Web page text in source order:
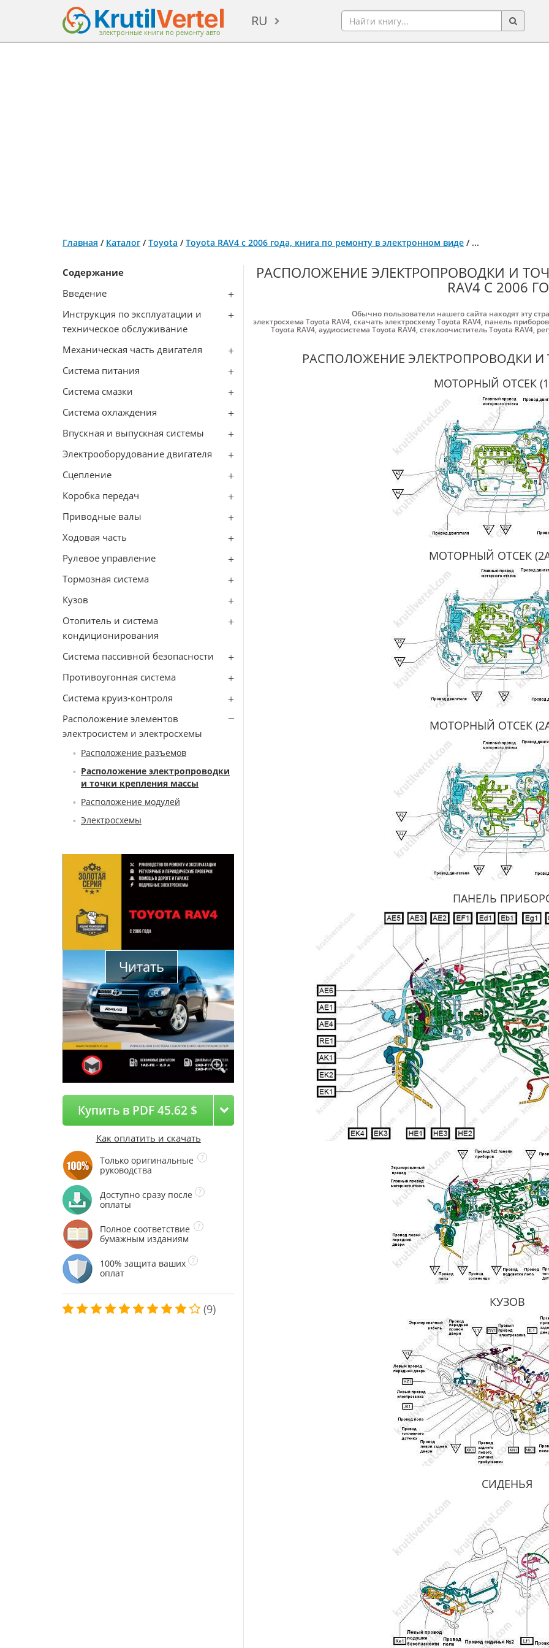
электронные книги по ремонту авто
RU
Главная / Каталог /Toyota /Toyota RAV4 с 2006 года, книга по ремонту в электронном виде / ...
Содержание
Введение
Инструкция по эксплуатации и
техническое обслуживание
Механическая часть двигателя
Система питания
Система смазки
Система охлаждения
Впускная и выпускная системы
Электрооборудование двигателя
Сцепление
Коробка передач
Приводные валы
Ходовая часть
Рулевое управление
Тормозная система
Кузов
Отопитель и система
кондиционирования
Система пассивной безопасности
Противоугонная система
Система круиз-контроля
Расположение элементов
электросистем и электросхемы
Расположение разъемов
Расположение электропроводки
и точки крепления массы
Расположение модулей
Электросхемы
Читать
Купить в PDF 45.62 $
Как оплатить и скачать
Только оригинальные
руководства
Доступно сразу после
оплаты
Полное соответствие
бумажным изданиям
100% защита ваших
оплат
(9)
РАСПОЛОЖЕНИЕ ЭЛЕКТРОПРОВОДКИ И
RAV4 С 2006
Обычно пользователи нашего сайта находят эту
электросхема Toyota RAV4,скачать электросхему Toyota RAV4, панель
Toyota RAV4,аудиосистема Toyota RAV4,стеклоочиститель Toyota RAV4,
РАСПОЛОЖЕНИЕ ЭЛЕКТРОПРОВОДКИ
МОТОРНЫЙ ОТСЕК
МОТОРНЫЙ ОТСЕК
МОТОРНЫЙ ОТСЕК
ПАНЕЛЬ
КУЗОВ
СИДЕНЬЯ